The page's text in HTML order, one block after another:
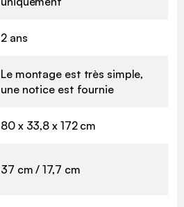
2 ans
Le montage est très simple,
une notice est fournie
80 x 33,8 x 172 cm
37 cm / 17,7 cm